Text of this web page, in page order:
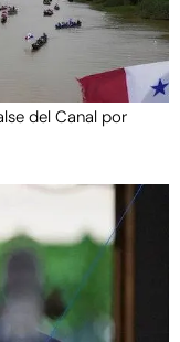
del Canal por